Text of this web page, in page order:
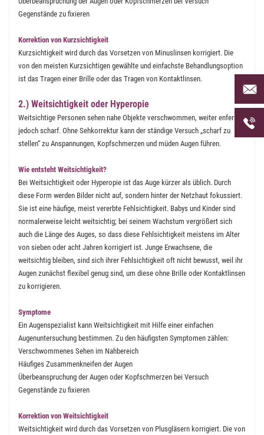
Gegenstände zu fixieren
Korrektion von Kurzsichtigkeit
Kurzsichtigkeit wird durch das Vorsetzen von Minuslinsen korrigiert. Die
von den meisten Kurzsichtigen gewählte und einfachste Behandlungsoption
ist das Tragen einer Brille oder das Tragen von Kontaktlinsen.
2.) Weitsichtigkeit oder Hyperopie
Weitsichtige Personen sehen nahe Objekte verschwommen, weiter enfernte
jedoch scharf. Ohne Sehkorrektur kann der ständige Versuch „scharf zu
stellen“ zu Anspannungen, Kopfschmerzen und müden Augen führen.
Wie entsteht Weitsichtigkeit?
Bei Weitsichtigkeit oder Hyperopie ist das Auge kürzer als üblich. Durch
diese Form werden Bilder nicht auf, sondern hinter der Netzhaut fokussiert.
Sie ist eine häufige, meist vererbte Fehlsichtigkeit. Babys und Kinder sind
normalerweise leicht weitsichtig; bei seinem Wachstum vergrößert sich
auch die Länge des Auges, so dass diese Fehlsichtigkeit meistens im Alter
von sieben oder acht Jahren korrigiert ist. Junge Erwachsene, die
weitsichtig bleiben, sind sich ihrer Fehlsichtigkeit oft nicht bewusst, weil ihr
Augen zunächst flexibel genug sind, um diese ohne Brille oder Kontaktlinsen
zu korrigieren.
Symptome
Ein Augenspezialist kann Weitsichtigkeit mit Hilfe einer einfachen
Augenuntersuchung bestimmen. Zu den häufigsten Symptomen zählen:
Verschwommenes Sehen im Nahbereich
Häufiges Zusammenkneifen der Augen
Überbeanspruchung der Augen oder Kopfschmerzen bei Versuch
Gegenstände zu fixieren
Korrektion von Weitsichtigkeit
Weitsichtigkeit wird durch das Vorsetzen von Plusgläsern korrigiert. Die von
Per
uns
uns